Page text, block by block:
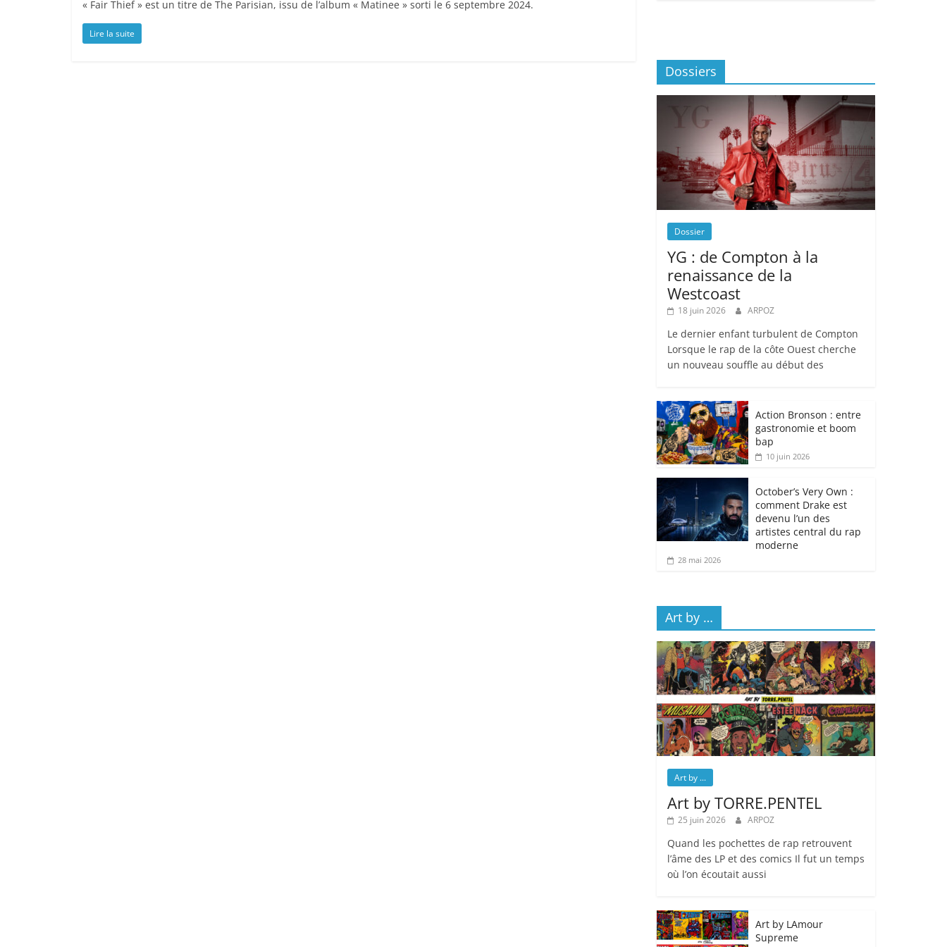
« Fair Thief » est un titre de The Parisian, issu de l’album « Matinee » sorti le 6 septembre 2024.
Lire la suite
Dossiers
Dossier
YG : de Compton à la
renaissance de la
Westcoast
18 juin 2026 ARPOZ
Le dernier enfant turbulent de Compton
Lorsque le rap de la côte Ouest cherche
un nouveau souffle au début des
Action Bronson : entre
gastronomie et boom
bap
10 juin 2026
October’s Very Own :
comment Drake est
devenu l’un des
artistes central du rap
moderne
28 mai 2026
Art by …
Art by ...
Art by TORRE.PENTEL
25 juin 2026 ARPOZ
Quand les pochettes de rap retrouvent
l’âme des LP et des comics Il fut un temps
où l’on écoutait aussi
Art by LAmour
Supreme